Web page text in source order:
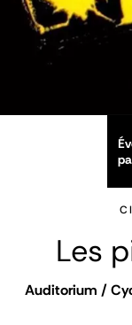
Les
Auditorium /